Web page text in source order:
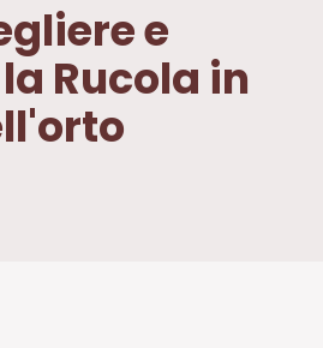
e
Rucola in